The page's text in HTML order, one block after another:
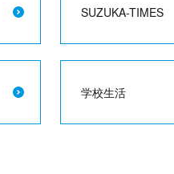
SUZUKA-TIMES
学校生活